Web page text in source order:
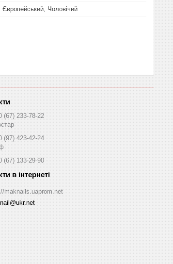
Чоловічий
(67) 233-78-22
(97) 423-42-24
(67) 133-29-90
maknails.uaprom.net